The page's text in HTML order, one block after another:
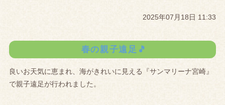
2025年07月18日 11:33
春の親子遠足🎵
良いお天気に恵まれ、海がきれいに見える『サンマリーナ宮崎』
で親子遠足が行われました。